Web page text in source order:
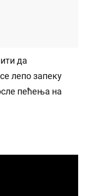
да
лепо запеку
пећења на